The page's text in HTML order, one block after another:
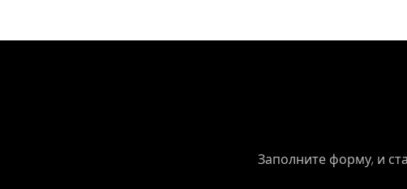
Заполните форму, и